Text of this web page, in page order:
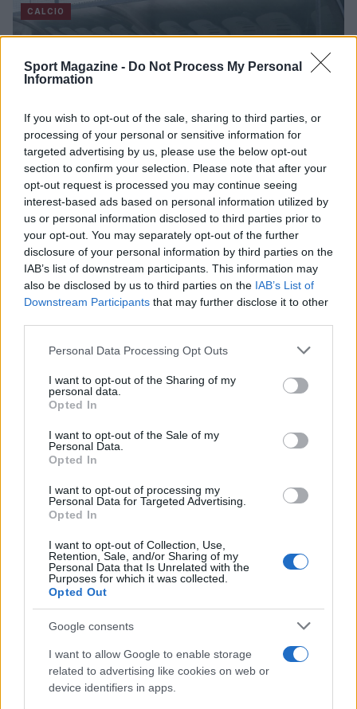
Sport Magazine - Do Not Process My Personal
Information
If you wish to opt-out of the sale, sharing to third parties, or
processing of your personal or sensitive information for
targeted advertising by us, please use the below opt-out
section to confirm your selection. Please note that after your
opt-out request is processed you may continue seeing
interest-based ads based on personal information utilized by
us or personal information disclosed to third parties prior to
your opt-out. You may separately opt-out of the further
disclosure of your personal information by third parties on the
IAB’s list of downstream participants. This information may
also be disclosed by us to third parties on the IAB’s List of
Downstream Participants that may further disclose it to other
Please note that this website/app uses one or more Google
not limited to your visit or usage behaviour. You may click to
grant or deny consent to Google and its third-party tags to
use your data for below specified purposes in below Google
consent section.
Personal Data Processing Opt Outs
I want to opt-out of the Sharing of my
personal data.
Opted In
I want to opt-out of the Sale of my
Personal Data.
Opted In
I want to opt-out of processing my
Personal Data for Targeted Advertising.
Opted In
I want to opt-out of Collection, Use,
Retention, Sale, and/or Sharing of my
Personal Data that Is Unrelated with the
Purposes for which it was collected.
Opted Out
Google consents
I want to allow Google to enable storage
related to advertising like cookies on web or
device identifiers in apps.
CALCIO
Gennaro Gattuso torna sul mancato
approdo al Tottenham
"Il mio dispiacere è di non aver avuto la possibilità di
difendermi".
Redazione Sport Magazine · 19 Lug 2021
CALCIO